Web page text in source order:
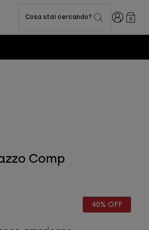
Cosa stai cercando? Accedi0
Comp
40% OFF